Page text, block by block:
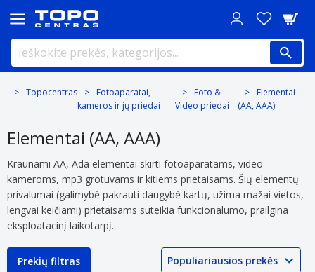
Topocentras
Fotoaparatai,
kameros ir jų priedai
Foto &
Video priedai
Elementai
(AA, AAA)
Elementai (AA, AAA)
Kraunami AA, Ada elementai skirti fotoaparatams, video
kameroms, mp3 grotuvams ir kitiems prietaisams. Šių elementų
privalumai (galimybė pakrauti daugybė kartų, užima mažai vietos,
lengvai keičiami) prietaisams suteikia funkcionalumo, prailgina
eksploatacinį laikotarpį.
Prekių filtras